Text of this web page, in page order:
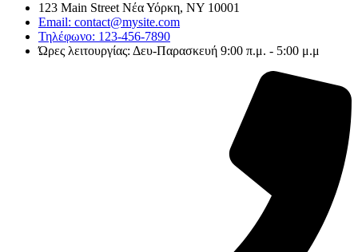
123 Main Street Νέα Υόρκη, NY 10001
Email: contact@mysite.com
Τηλέφωνο: 123-456-7890
Ώρες λειτουργίας: Δευ-Παρασκευή 9:00 π.μ. - 5:00 μ.μ